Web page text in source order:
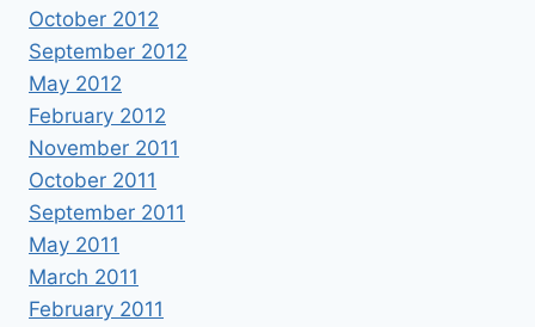
October 2012
September 2012
May 2012
February 2012
November 2011
October 2011
September 2011
May 2011
March 2011
February 2011